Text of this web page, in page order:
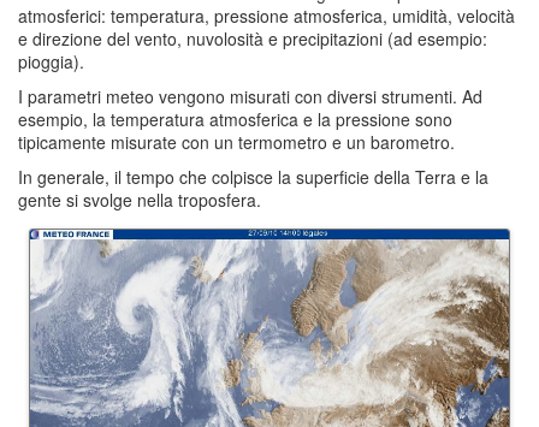
atmosferici: temperatura, pressione atmosferica, umidità, velocità
e direzione del vento, nuvolosità e precipitazioni (ad esempio:
pioggia).
I parametri meteo vengono misurati con diversi strumenti. Ad
esempio, la temperatura atmosferica e la pressione sono
tipicamente misurate con un termometro e un barometro.
In generale, il tempo che colpisce la superficie della Terra e la
gente si svolge nella troposfera.